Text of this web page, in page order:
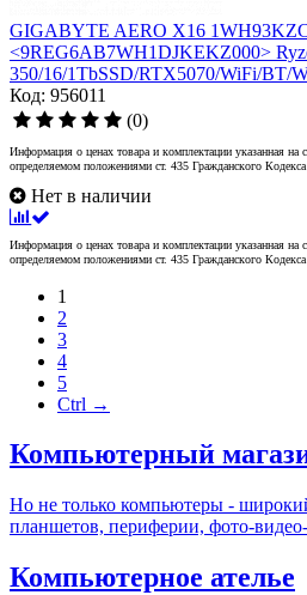
GIGABYTE AERO X16
<9REG6AB7WH1DJKEKZ000>
350/16/1TbSSD/RTX5070/WiFi/BT/
Код: 956011
(0)
Информация о ценах товара и комплектации указанная на
определяемом положениями ст. 435 Гражданского
Нет в наличии
Информация о ценах товара и комплектации указанная на
определяемом положениями ст. 435 Гражданского
1
2
3
4
5
Ctrl →
Компьютерный
Но не только компьютеры -
планшетов, периферии, фото-видео-
Компьютерное ателье